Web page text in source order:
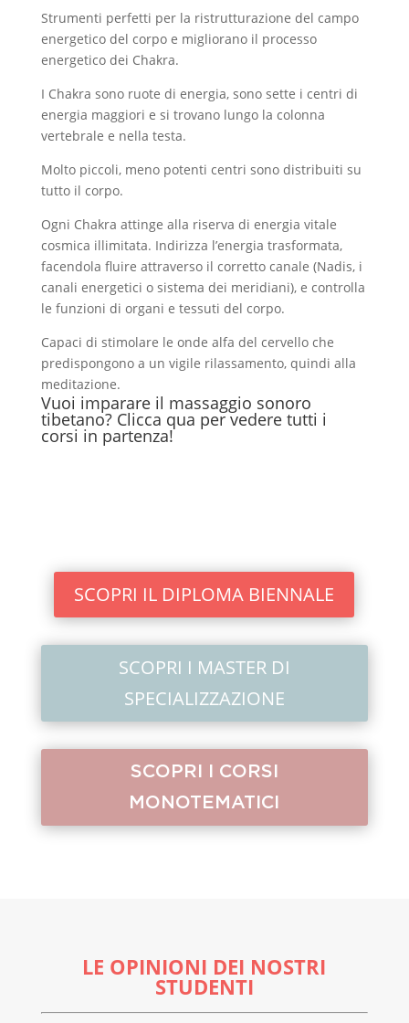
Strumenti perfetti per la ristrutturazione del campo
energetico del corpo e migliorano il processo
energetico dei Chakra.
I Chakra sono ruote di energia, sono sette i centri di
energia maggiori e si trovano lungo la colonna
vertebrale e nella testa.
Molto piccoli, meno potenti centri sono distribuiti su
tutto il corpo.
Ogni Chakra attinge alla riserva di energia vitale
cosmica illimitata. Indirizza l’energia trasformata,
facendola fluire attraverso il corretto canale (Nadis, i
canali energetici o sistema dei meridiani), e controlla
le funzioni di organi e tessuti del corpo.
Capaci di stimolare le onde alfa del cervello che
predispongono a un vigile rilassamento, quindi alla
meditazione.
Vuoi imparare il massaggio sonoro
tibetano? Clicca qua per vedere tutti i
corsi in partenza!
SCOPRI IL DIPLOMA BIENNALE
SCOPRI I MASTER DI
SPECIALIZZAZIONE
SCOPRI I CORSI
MONOTEMATICI
LE OPINIONI DEI NOSTRI
STUDENTI